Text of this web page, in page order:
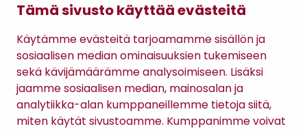
Tämä sivusto käyttää evästeitä
Käytämme evästeitä tarjoamamme sisällön ja
sosiaalisen median ominaisuuksien tukemiseen
sekä kävijämäärämme analysoimiseen. Lisäksi
jaamme sosiaalisen median, mainosalan ja
analytiikka-alan kumppaneillemme tietoja siitä,
miten käytät sivustoamme. Kumppanimme voivat
Gomee Ratsula Café
Sopimusehdot
Tietosuojaseloste
Maksutavat